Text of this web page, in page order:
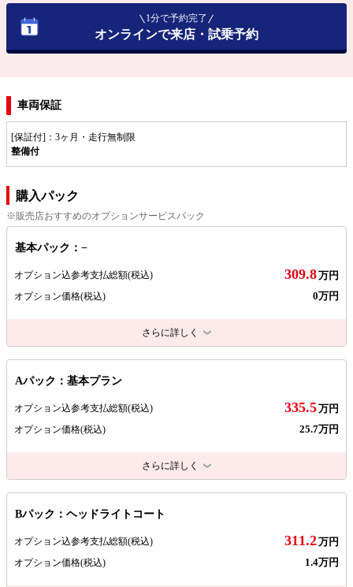
1分で予約完了
オンラインで来店・試乗予約
車両保証
[保証付]：3ヶ月・走行無制限
整備付
購入パック
※販売店おすすめのオプションサービスパック
基本パック：−
オプション込参考支払総額(税込) 309.8万円
オプション価格(税込) 0万円
さらに詳しく
Aパック：基本プラン
オプション込参考支払総額(税込) 335.5万円
オプション価格(税込) 25.7万円
さらに詳しく
Bパック：ヘッドライトコート
オプション込参考支払総額(税込) 311.2万円
オプション価格(税込) 1.4万円